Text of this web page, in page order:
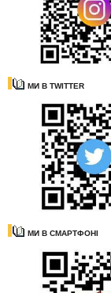
МИ В TWITTER
МИ В СМАРТФОНІ